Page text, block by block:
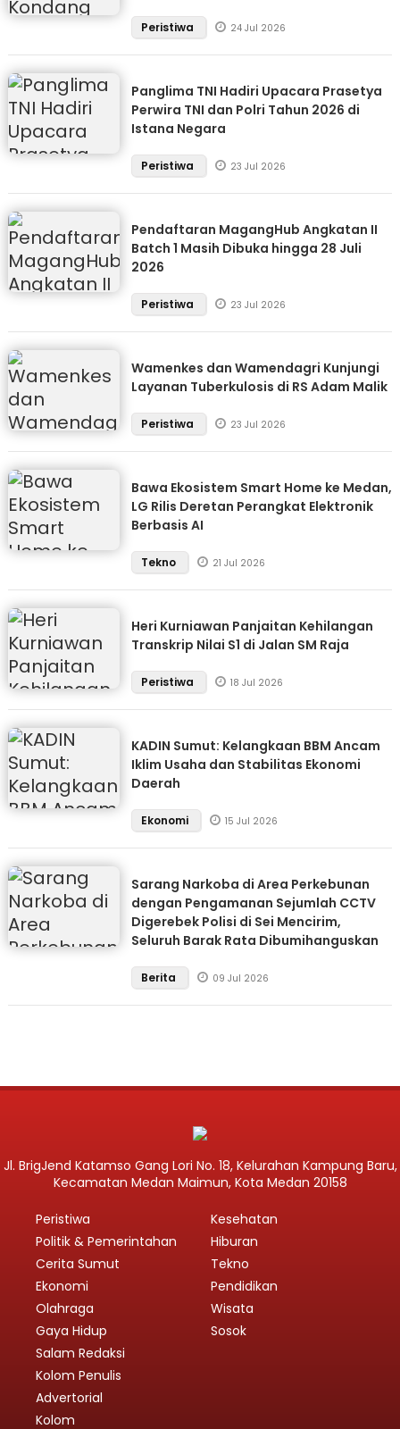
Peristiwa 24 Jul 2026
Panglima TNI Hadiri Upacara Prasetya
Perwira TNI dan Polri Tahun 2026 di
Istana Negara
Peristiwa 23 Jul 2026
Pendaftaran MagangHub Angkatan II
Batch 1 Masih Dibuka hingga 28 Juli
2026
Peristiwa 23 Jul 2026
Wamenkes dan Wamendagri Kunjungi
Layanan Tuberkulosis di RS Adam Malik
Peristiwa 23 Jul 2026
Bawa Ekosistem Smart Home ke Medan,
LG Rilis Deretan Perangkat Elektronik
Berbasis AI
Tekno 21 Jul 2026
Heri Kurniawan Panjaitan Kehilangan
Transkrip Nilai S1 di Jalan SM Raja
Peristiwa 18 Jul 2026
KADIN Sumut: Kelangkaan BBM Ancam
Iklim Usaha dan Stabilitas Ekonomi
Daerah
Ekonomi 15 Jul 2026
Sarang Narkoba di Area Perkebunan
dengan Pengamanan Sejumlah CCTV
Digerebek Polisi di Sei Mencirim,
Seluruh Barak Rata Dibumihanguskan
Berita 09 Jul 2026
Jl. BrigJend Katamso Gang Lori No. 18, Kelurahan Kampung Baru,
Kecamatan Medan Maimun, Kota Medan 20158
Peristiwa
Politik & Pemerintahan
Cerita Sumut
Ekonomi
Olahraga
Gaya Hidup
Kesehatan
Hiburan
Tekno
Pendidikan
Wisata
Sosok
Salam Redaksi
Kolom Penulis
Advertorial
Kolom